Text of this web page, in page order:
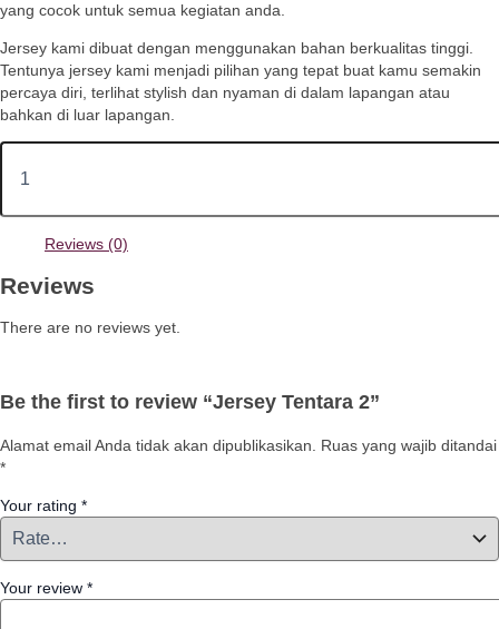
yang cocok untuk semua kegiatan anda.
Jersey kami dibuat dengan menggunakan bahan berkualitas tinggi.
Tentunya jersey kami menjadi pilihan yang tepat buat kamu semakin
percaya diri, terlihat stylish dan nyaman di dalam lapangan atau
bahkan di luar lapangan.
Reviews (0)
Reviews
There are no reviews yet.
Be the first to review “Jersey Tentara 2”
Alamat email Anda tidak akan dipublikasikan.
Ruas yang wajib ditandai
*
Your rating *
Your review *